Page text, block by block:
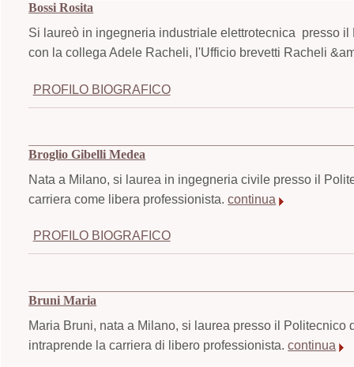
Bossi Rosita
Si laureò in ingegneria industriale elettrotecnica presso
con la collega Adele Racheli, l'Ufficio brevetti Racheli
PROFILO BIOGRAFICO
Broglio Gibelli Medea
Nata a Milano, si laurea in ingegneria civile presso il
carriera come libera professionista.continua
PROFILO BIOGRAFICO
Bruni Maria
Maria Bruni, nata a Milano, si laurea presso il
intraprende la carriera di libero professionista.continua